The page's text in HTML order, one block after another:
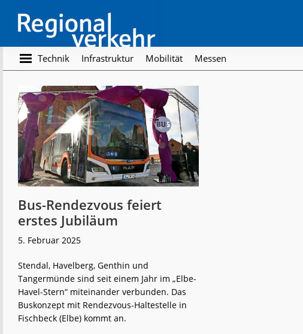
main
content
footer
Regionalverkehr
Die
Fachzeitschrift
den
Öffentlichen
Personennahverkehr
Technik Infrastruktur Mobilität Messen
Bus-Rendezvous feiert
erstes Jubiläum
5. Februar 2025
Stendal, Havelberg, Genthin und
Tangermünde sind seit einem Jahr im „Elbe-
Havel-Stern“ miteinander verbunden. Das
Buskonzept mit Rendezvous-Haltestelle in
Fischbeck (Elbe) kommt an.